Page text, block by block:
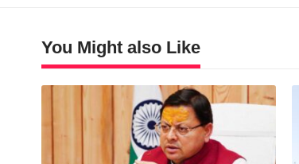
You Might also Like